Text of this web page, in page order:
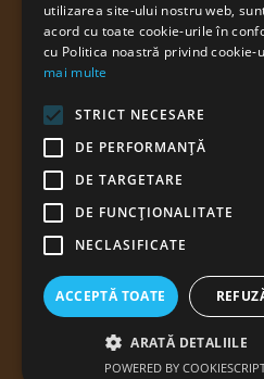
Partener
Camp Romania ©
utilizarea site-ului nostru web,
acord cu toate cookie-urile în
cu Politica noastră privind cookie-
mai multe
STRICT NECESARE
DE PERFORMANȚĂ
DE TARGETARE
DE FUNCŢIONALITATE
NECLASIFICATE
ACCEPTĂ TOATE
ARATĂ DETALIILE
POWERED BY